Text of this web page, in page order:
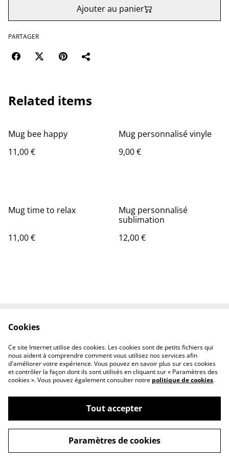
Ajouter au panier
PARTAGER
Related items
Mug bee happy
11,00 €
Mug personnalisé vinyle
9,00 €
Mug time to relax
11,00 €
Mug personnalisé
sublimation
12,00 €
Politique de
confidentialité
Politique de cookies
©2026Arc en fils
powered by
Cookies
Ce site Internet utilise des cookies. Les cookies sont de petits fichiers qui
nous aident à comprendre comment vous utilisez nos services afin
d'améliorer votre expérience. Vous pouvez en savoir plus sur ces cookies
et contrôler la façon dont ils sont utilisés en cliquant sur « Paramètres des
cookies ». Vous pouvez également consulter notre politique de cookies.
Tout accepter
Paramètres de cookies